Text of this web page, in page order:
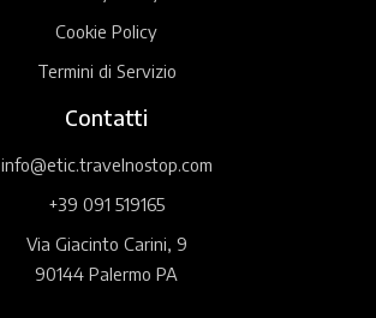
Cookie Policy
Termini di Servizio
Contatti
info@etic.travelnostop.com
+39 091 519165
Via Giacinto Carini, 9
90144 Palermo PA